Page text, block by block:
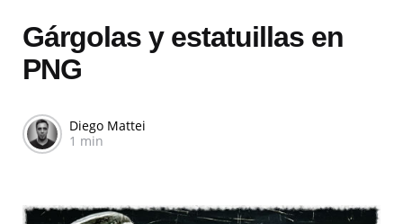
Gárgolas y estatuillas en
PNG
Diego Mattei
1 min